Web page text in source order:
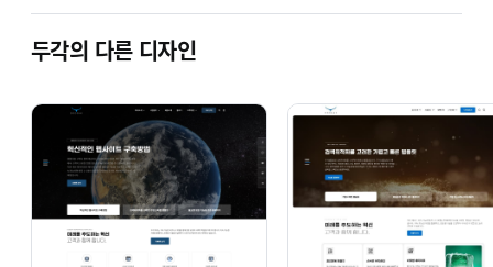
완벽구축!
템플릿 주요기능
인사말, 조직도, 연혁, 팀원소개, 오시는 길 등
기본적인 페이지들은 물론이고 회사의 사업분야,
제품소개 페이지를 간편하게 생성하되 전문
디자이너가 만든 페이지처럼 보일 수 있도록
했습니다. 공지사항, 자료실, 보도자료, 갤러리,
문의하기 등 방문자들에게 정보나 자료를
제공하고 소통할 수 있는 페이지들도 준비해
두었습니다.
두각의 다른 디자인